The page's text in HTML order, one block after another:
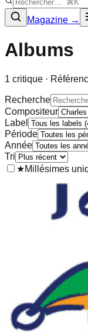
Magazine →
Albums
1 critique ·
Recherche
Compositeur
Label
Période
Année
Tri
★Millésimes